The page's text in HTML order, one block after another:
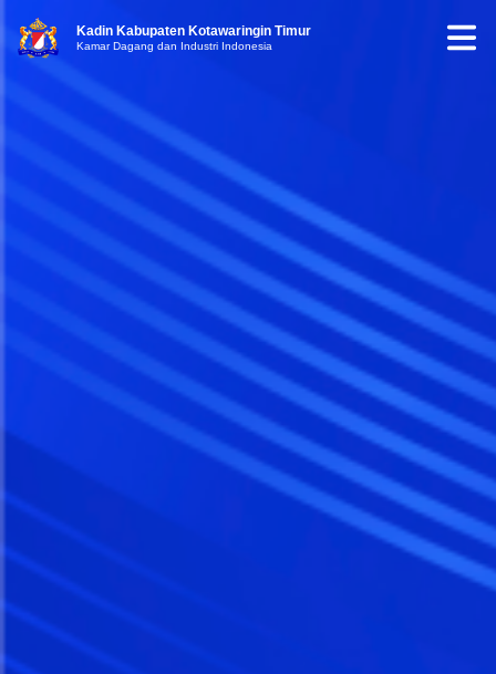
Kadin Kabupaten Kotawaringin Timur
Kamar Dagang dan Industri Indonesia